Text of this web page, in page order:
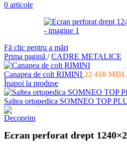
0 articole
Fă clic pentru a mări
Prima pagină / CADRE METALICE
Canapea de colt RIMINI 22 410 MDL
Înapoi la produse
Saltea ortopedica SOMNEO TOP
Ecran perforat drept